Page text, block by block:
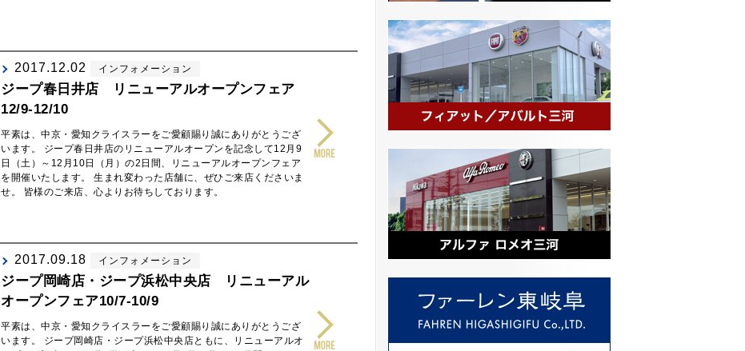
2017.12.02 インフォメーション
ジープ春日井店 リニューアルオープンフェア
12/9-12/10
平素は、中京・愛知クライスラーをご愛顧賜り誠にありがとうござ
います。 ジープ春日井店のリニューアルオープンを記念して12月9
日（土）～12月10日（月）の2日間、リニューアルオープンフェア
を開催いたします。 生まれ変わった店舗に、ぜひご来店くださいま
せ。 皆様のご来店、心よりお待ちしております。
2017.09.18 インフォメーション
ジープ岡崎店・ジープ浜松中央店 リニューアル
オープンフェア10/7-10/9
平素は、中京・愛知クライスラーをご愛顧賜り誠にありがとうござ
います。 ジープ岡崎店・ジープ浜松中央店ともに、リニューアルオ